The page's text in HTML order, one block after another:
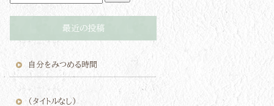
最近の投稿
自分をみつめる時間
(タイトルなし)